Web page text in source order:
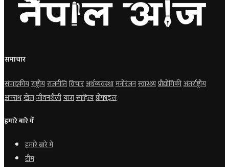
समाचार
संपादकीयराष्ट्रीयराजनीतिविचारअर्थव्यवस्थामनोरंजनस्वास्थ्यप्रौद्योगिकीअंतर्राष्ट्रीय
अपराधखेलजीवनशैलीयात्रासाहित्यप्रोफाइल
हमारे बारे में
हमारे बारे में
टीम